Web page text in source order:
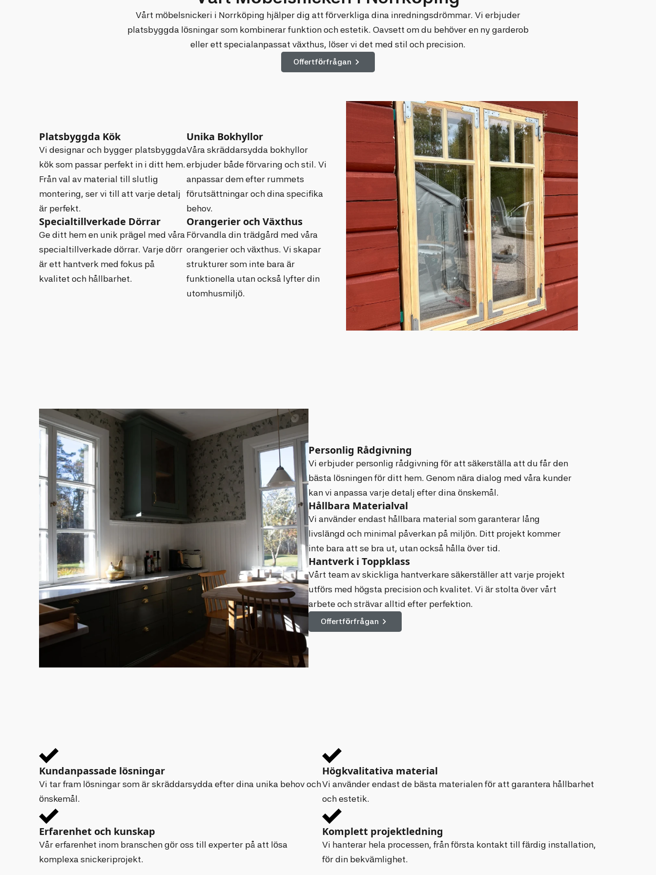
Vårt möbelsnickeri i Norrköping hjälper dig att förverkliga dina inredningsdrömmar. Vi erbjuder
platsbyggda lösningar som kombinerar funktion och estetik. Oavsett om du behöver en ny garderob
eller ett specialanpassat växthus, löser vi det med stil och precision.
Offertförfrågan
Platsbyggda Kök
Vi designar och bygger platsbyggda
kök som passar perfekt in i ditt hem.
Från val av material till slutlig
montering, ser vi till att varje detalj
är perfekt.
Unika Bokhyllor
Våra skräddarsydda bokhyllor
erbjuder både förvaring och stil. Vi
anpassar dem efter rummets
förutsättningar och dina specifika
behov.
Specialtillverkade Dörrar
Ge ditt hem en unik prägel med våra
specialtillverkade dörrar. Varje dörr
är ett hantverk med fokus på
kvalitet och hållbarhet.
Orangerier och Växthus
Förvandla din trädgård med våra
orangerier och växthus. Vi skapar
strukturer som inte bara är
funktionella utan också lyfter din
utomhusmiljö.
Personlig Rådgivning
Vi erbjuder personlig rådgivning för att säkerställa att du får den
bästa lösningen för ditt hem. Genom nära dialog med våra kunder
kan vi anpassa varje detalj efter dina önskemål.
Hållbara Materialval
Vi använder endast hållbara material som garanterar lång
livslängd och minimal påverkan på miljön. Ditt projekt kommer
inte bara att se bra ut, utan också hålla över tid.
Hantverk i Toppklass
Vårt team av skickliga hantverkare säkerställer att varje projekt
utförs med högsta precision och kvalitet. Vi är stolta över vårt
arbete och strävar alltid efter perfektion.
Offertförfrågan
Kundanpassade lösningar
Vi tar fram lösningar som är skräddarsydda efter dina unika behov och
önskemål.
Högkvalitativa material
Vi använder endast de bästa materialen för att garantera hållbarhet
och estetik.
Erfarenhet och kunskap
Vår erfarenhet inom branschen gör oss till experter på att lösa
komplexa snickeriprojekt.
Komplett projektledning
Vi hanterar hela processen, från första kontakt till färdig installation,
för din bekvämlighet.